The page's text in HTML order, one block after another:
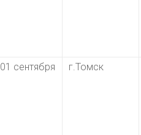
01 сентября г.Томск